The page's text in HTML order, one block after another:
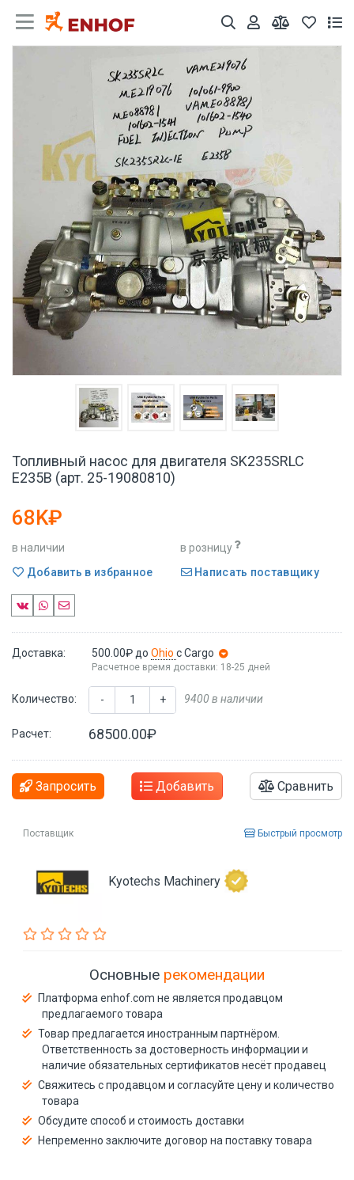
Топливный насос для двигателя SK235SRLC
E235B (арт. 25-19080810)
68K₽
в наличии
в розницу
Добавить в избранное
Написать поставщику
Доставка: 500.00₽ до Ohio с Cargo
Расчетное время доставки: 18-25 дней
Количество: - + 9400 в наличии
Расчет: 68500.00₽
Запросить Добавить Сравнить
Поставщик Быстрый просмотр
Kyotechs Machinery
Основные рекомендации
Платформа enhof.com не является продавцом
предлагаемого товара
Товар предлагается иностранным партнёром.
Ответственность за достоверность информации и
наличие обязательных сертификатов несёт продавец
Свяжитесь с продавцом и согласуйте цену и количество
товара
Обсудите способ и стоимость доставки
Непременно заключите договор на поставку товара